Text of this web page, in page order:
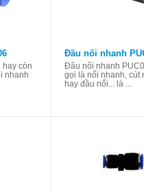
còn
nhanh
Đầu nối nhanh
Đầu nối nhanh
gọi là nối nhanh, cút
hay đầu nối... là ...